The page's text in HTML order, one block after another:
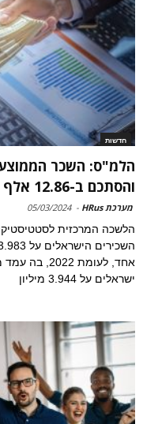
חדשות
והסתכם ב-12.86 אלף שקל
מערכת HRus -
05/03/2024
אחד, לעומת
ישראלים על 3.944 מיליון